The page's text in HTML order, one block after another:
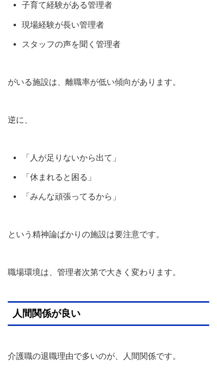
子育て経験がある管理者
現場経験が長い管理者
スタッフの声を聞く管理者
がいる施設は、離職率が低い傾向があります。
逆に、
「人が足りないから出て」
「休まれると困る」
「みんな頑張ってるから」
という精神論ばかりの施設は要注意です。
職場環境は、管理者次第で大きく変わります。
人間関係が良い
介護職の退職理由で多いのが、人間関係です。